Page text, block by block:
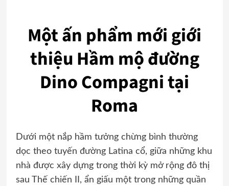
Một ấn phẩm mới giới
thiệu Hầm mộ đường
Dino Compagni tại
Roma
Dưới một nắp hầm tưởng chừng bình thường
dọc theo tuyến đường Latina cổ, giữa những khu
nhà được xây dựng trong thời kỳ mở rộng đô thị
sau Thế chiến II, ẩn giấu một trong những quần